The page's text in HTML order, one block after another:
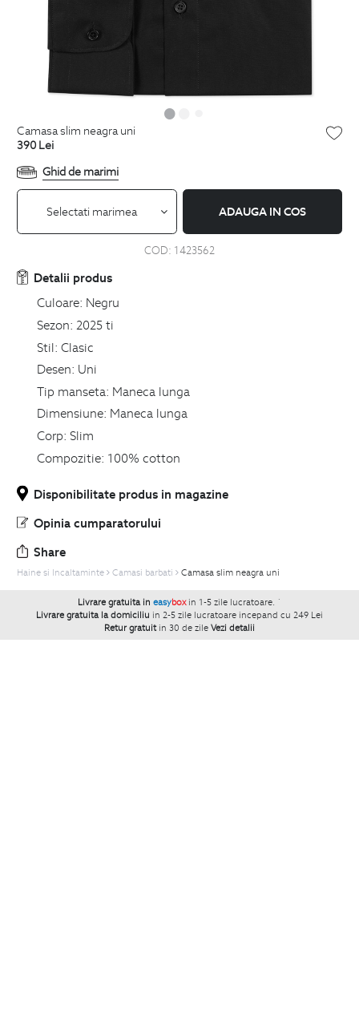
camasa slim neagra uni
390 Lei
Ghid de marimi
Selectati marimea ADAUGA IN COS
COD: 1423562
Detalii produs
Culoare: Negru
Sezon: 2025 ti
Stil: Clasic
Desen: Uni
Tip manseta: Maneca lunga
Dimensiune: Maneca lunga
Corp: Slim
Compozitie: 100% cotton
Disponibilitate produs in magazine
Opinia cumparatorului
Share
Haine si Incaltaminte Camasi barbati Camasa slim neagra uni
Livrare gratuita in easybox in 1-5 zile lucratoare. `
Livrare gratuita la domiciliu in 2-5 zile lucratoare incepand cu 249 Lei
Retur gratuit in 30 de zile Vezi detalii